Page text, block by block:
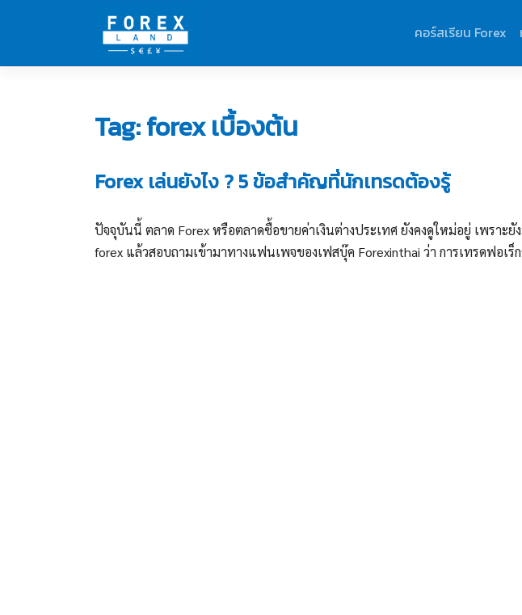
คอร์สเรียน Forex
Tag:forex เบื้องต้น
Forex เล่นยังไง ? 5 ข้อสำคัญที่นักเทรดต้องรู้
ปัจจุบันนี้ ตลาด Forex หรือตลาดซื้อขายค่าเงินต่างประเทศ ยังคงดูใหม่อยู่ เพราะ
forex แล้วสอบถามเข้ามาทางแฟนเพจของเฟสบุ๊ค Forexinthai ว่า การเทรดฟอเร็